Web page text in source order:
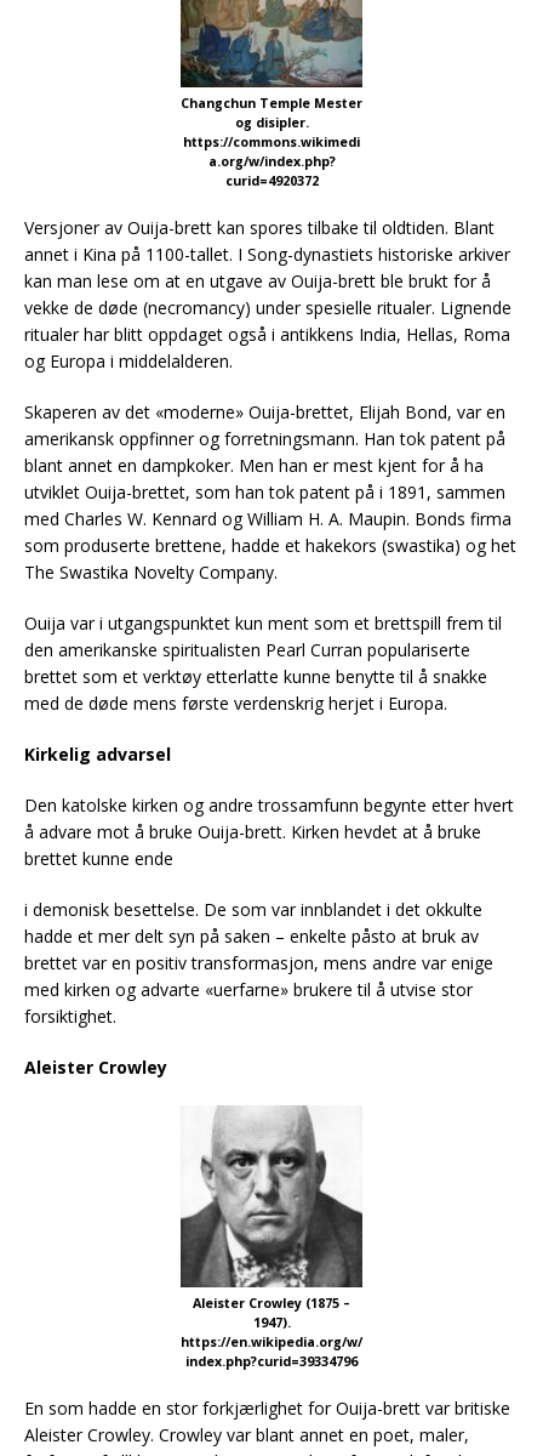
Changchun Temple Mester
og disipler.
https://commons.wikimedi
a.org/w/index.php?
curid=4920372
Versjoner av Ouija-brett kan spores tilbake til oldtiden. Blant
annet i Kina på 1100-tallet. I Song-dynastiets historiske arkiver
kan man lese om at en utgave av Ouija-brett ble brukt for å
vekke de døde (necromancy) under spesielle ritualer. Lignende
ritualer har blitt oppdaget også i antikkens India, Hellas, Roma
og Europa i middelalderen.
Skaperen av det «moderne» Ouija-brettet, Elijah Bond, var en
amerikansk oppfinner og forretningsmann. Han tok patent på
blant annet en dampkoker. Men han er mest kjent for å ha
utviklet Ouija-brettet, som han tok patent på i 1891, sammen
med Charles W. Kennard og William H. A. Maupin. Bonds firma
som produserte brettene, hadde et hakekors (swastika) og het
The Swastika Novelty Company.
Ouija var i utgangspunktet kun ment som et brettspill frem til
den amerikanske spiritualisten Pearl Curran populariserte
brettet som et verktøy etterlatte kunne benytte til å snakke
med de døde mens første verdenskrig herjet i Europa.
Kirkelig advarsel
Den katolske kirken og andre trossamfunn begynte etter hvert
å advare mot å bruke Ouija-brett. Kirken hevdet at å bruke
brettet kunne ende
i demonisk besettelse. De som var innblandet i det okkulte
hadde et mer delt syn på saken – enkelte påsto at bruk av
brettet var en positiv transformasjon, mens andre var enige
med kirken og advarte «uerfarne» brukere til å utvise stor
forsiktighet.
Aleister Crowley
Aleister Crowley (1875 –
1947).
https://en.wikipedia.org/w/
index.php?curid=39334796
En som hadde en stor forkjærlighet for Ouija-brett var britiske
Aleister Crowley. Crowley var blant annet en poet, maler,